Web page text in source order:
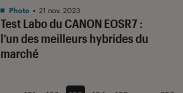
Test Labo du CANON EOSR7 :
l’un des meilleurs hybrides du
marché
Noté 5 étoiles sur 5
Photo • 21 nov. 2023